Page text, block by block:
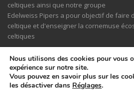
celtiques ainsi que notre groupe
Edelweiss Pipers a pour objectif de faire
celtique et d'enseigner la cornemuse
celtiques
ACTUALITÉ
Nous utilisons des cookies pour vous
expérience sur notre site.
Vous pouvez en savoir plus sur les
les désactiver dans Réglages.